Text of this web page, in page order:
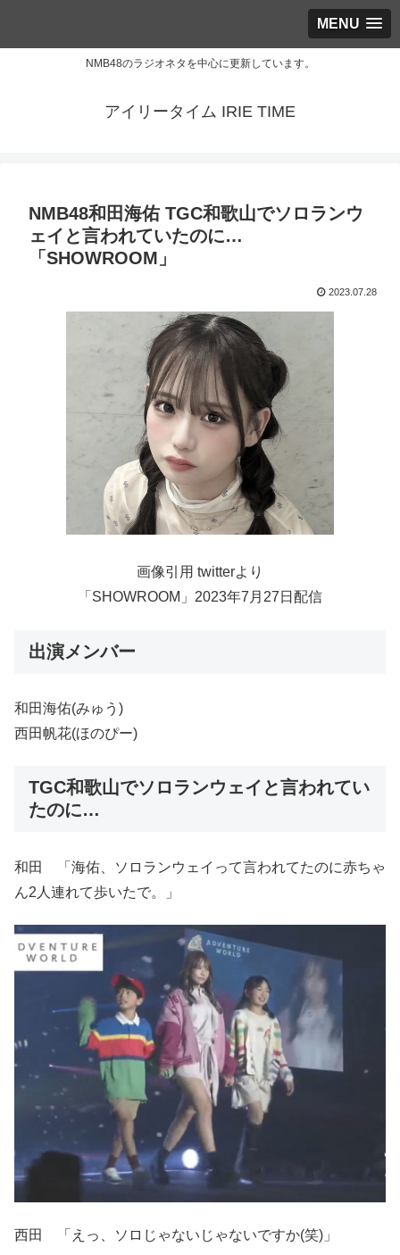
MENU
NMB48のラジオネタを中心に更新しています。
アイリータイム IRIE TIME
NMB48和田海佑 TGC和歌山でソロランウ
ェイと言われていたのに…
「SHOWROOM」
2023.07.28
画像引用 twitterより
「SHOWROOM」2023年7月27日配信
出演メンバー
和田海佑(みゅう)
西田帆花(ほのぴー)
TGC和歌山でソロランウェイと言われてい
たのに…
和田 「海佑、ソロランウェイって言われてたのに赤ちゃ
ん2人連れて歩いたで。」
西田 「えっ、ソロじゃないじゃないですか(笑)」